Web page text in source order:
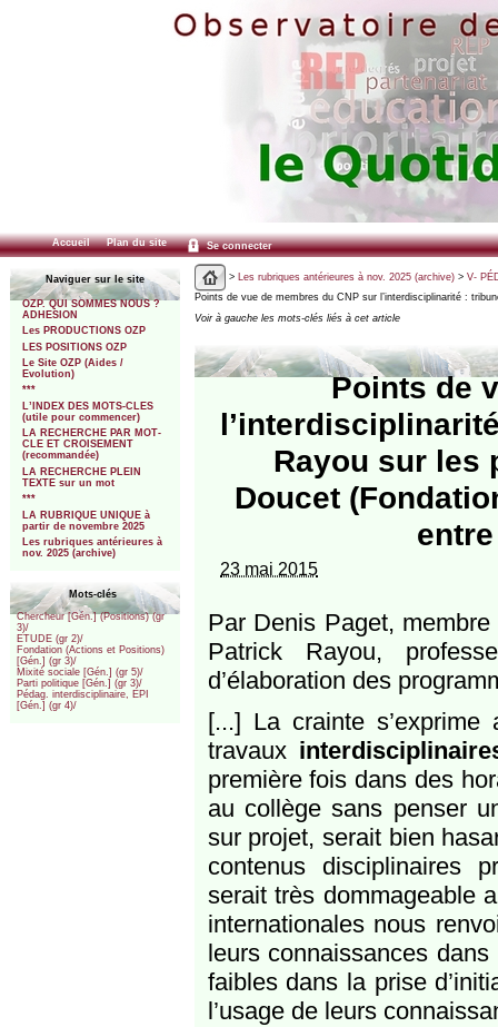
Accueil Plan du site Se connecter
Naviguer sur le site
OZP. QUI SOMMES NOUS ?
ADHESION
Les PRODUCTIONS OZP
LES POSITIONS OZP
Le Site OZP (Aides /
Evolution)
***
L’INDEX DES MOTS-CLES
(utile pour commencer)
LA RECHERCHE PAR MOT-
CLE ET CROISEMENT
(recommandée)
LA RECHERCHE PLEIN
TEXTE sur un mot
***
LA RUBRIQUE UNIQUE à
partir de novembre 2025
Les rubriques antérieures à
nov. 2025 (archive)
Mots-clés
Chercheur [Gén.] (Positions) (gr
3)/
ETUDE (gr 2)/
Fondation (Actions et Positions)
[Gén.] (gr 3)/
Mixité sociale [Gén.] (gr 5)/
Parti politique [Gén.] (gr 3)/
Pédag. interdisciplinaire, EPI
[Gén.] (gr 4)/
> Les rubriques antérieures à nov. 2025 (archive)> V-
Points de vue de membres du CNP sur l’interdisciplinarité :
Voir à gauche les mots-clés liés à cet article
Points de
Rayou sur les
Doucet
23 mai 2015
Par Denis Paget,
Patrick Rayou,
d’élaboration des
[...] La crainte
travaux
première fois dans des
au collège sans penser
sur projet, serait bien
contenus disciplinaires
serait très dommageable
internationales nous
leurs connaissances
faibles dans la prise
l’usage de leurs